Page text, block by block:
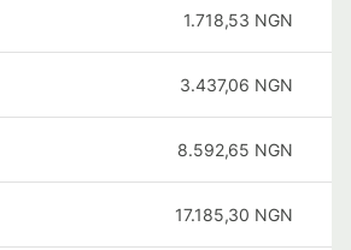
1.718,53 NGN
3.437,06 NGN
8.592,65 NGN
17.185,30 NGN